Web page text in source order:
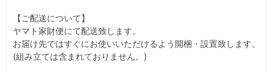
【ご配送について】
ヤマト家財便にて配送致します。
お届け先ではすぐにお使いいただけるよう開梱・設置致します。
(組み立ては含まれておりません。)